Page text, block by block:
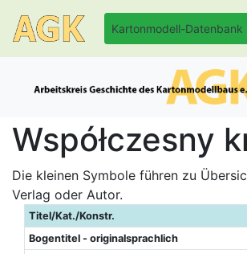
Kartonmodell-Datenbank
Współczesny
Die kleinen Symbole führen zu
Verlag oder Autor.
Titel/Kat./Konstr.
Bogentitel - originalsprachlich